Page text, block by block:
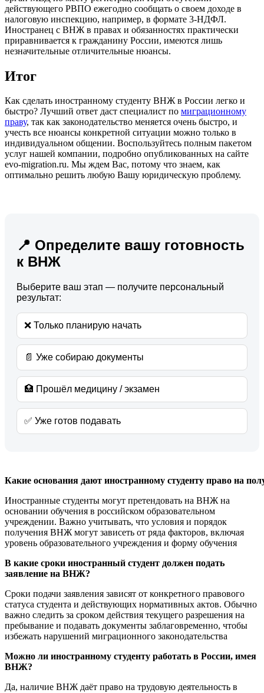
действующего РВПО ежегодно сообщать о своем доходе в
налоговую инспекцию, например, в формате 3-НДФЛ.
Иностранец с ВНЖ в правах и обязанностях практически
приравнивается к гражданину России, имеются лишь
незначительные отличительные нюансы.
Итог
Как сделать иностранному студенту ВНЖ в России легко и
быстро? Лучший ответ даст специалист по миграционному
праву, так как законодательство меняется очень быстро, и
учесть все нюансы конкретной ситуации можно только в
индивидуальном общении. Воспользуйтесь полным пакетом
услуг нашей компании, подробно опубликованных на сайте
evo-migration.ru. Мы ждем Вас, потому что знаем, как
оптимально решить любую Вашу юридическую проблему.
📍 Определите вашу готовность
к ВНЖ
Выберите ваш этап — получите персональный
результат:
❌ Только планирую начать
📄 Уже собираю документы
🏥 Прошёл медицину / экзамен
✅ Уже готов подавать
Какие основания дают иностранному студенту право на
Иностранные студенты могут претендовать на ВНЖ на
основании обучения в российском образовательном
учреждении. Важно учитывать, что условия и порядок
получения ВНЖ могут зависеть от ряда факторов, включая
уровень образовательного учреждения и форму обучения
В какие сроки иностранный студент должен подать
заявление на ВНЖ?
Сроки подачи заявления зависят от конкретного правового
статуса студента и действующих нормативных актов. Обычно
важно следить за сроком действия текущего разрешения на
пребывание и подавать документы заблаговременно, чтобы
избежать нарушений миграционного законодательства
Можно ли иностранному студенту работать в России, имея
ВНЖ?
Да, наличие ВНЖ даёт право на трудовую деятельность в